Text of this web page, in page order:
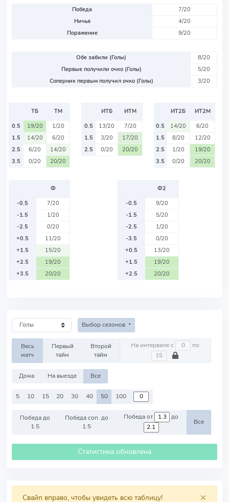
Победа
7/20
Ничья
4/20
Поражение
9/20
Обе забили (Голы)
8/20
Первые получили очко (Голы)
5/20
Соперник первым получил очко (Голы)
3/20
ТБ
ТМ
0.5
19/20
1/20
1.5
14/20
6/20
2.5
6/20
14/20
3.5
0/20 20/20
ИТБ
ИТМ
0.5
13/20
7/20
1.5
3/20
17/20
2.5
0/20 20/20
ИТ2Б
ИТ2М
0.5
14/20
6/20
1.5
8/20
12/20
2.5
1/20
19/20
3.5
0/20 20/20
Ф
-0.5
7/20
-1.5
1/20
-2.5
0/20
+0.5
11/20
+1.5
15/20
+2.5
19/20
+3.5
20/20
Ф2
-0.5
9/20
-1.5
5/20
-2.5
1/20
-3.5
0/20
+0.5
13/20
+1.5
19/20
+2.5
20/20
Выбор сезонов
Весь
матч
Первый
тайм
Второй
тайм
На интервале с по
Дома На выезде Все
5 10 15 20 30 40 50 100
Победа до
1.5
Победа соп. до
1.5
Победа от до
Все
Статистика обновлена
×
Свайп вправо, чтобы увидеть всю таблицу!